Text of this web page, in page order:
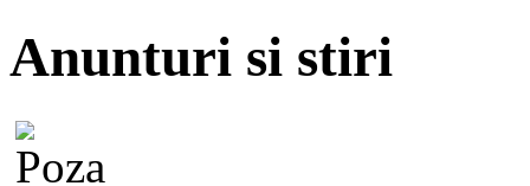
Anunturi si stiri